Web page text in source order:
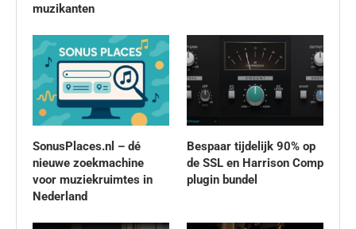
muzikanten
SonusPlaces.nl – dé
nieuwe zoekmachine
voor muziekruimtes in
Nederland
Bespaar tijdelijk 90% op
de SSL en Harrison Comp
plugin bundel